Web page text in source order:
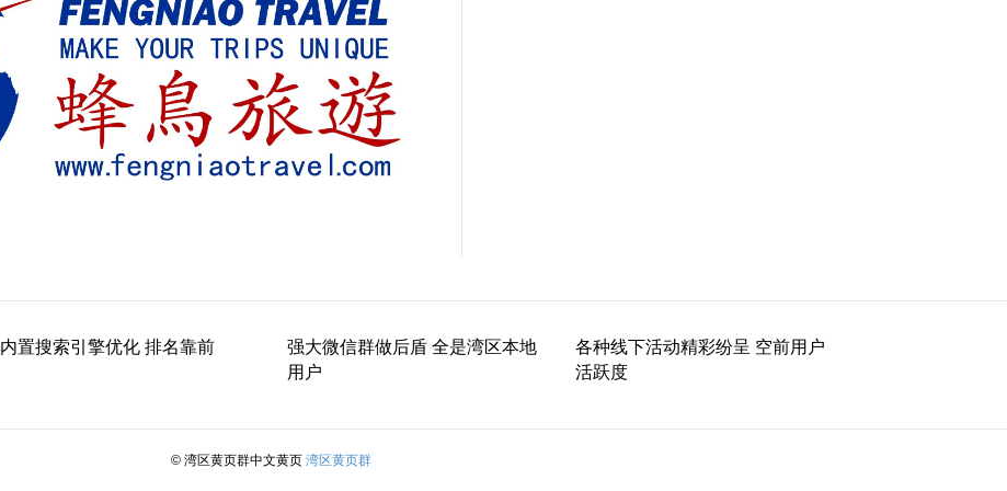
内置搜索引擎优化 排名靠前
强大微信群做后盾 全是湾区本地
用户
各种线下活动精彩纷呈 空前用户
活跃度
© 湾区黄页群中文黄页 湾区黄页群